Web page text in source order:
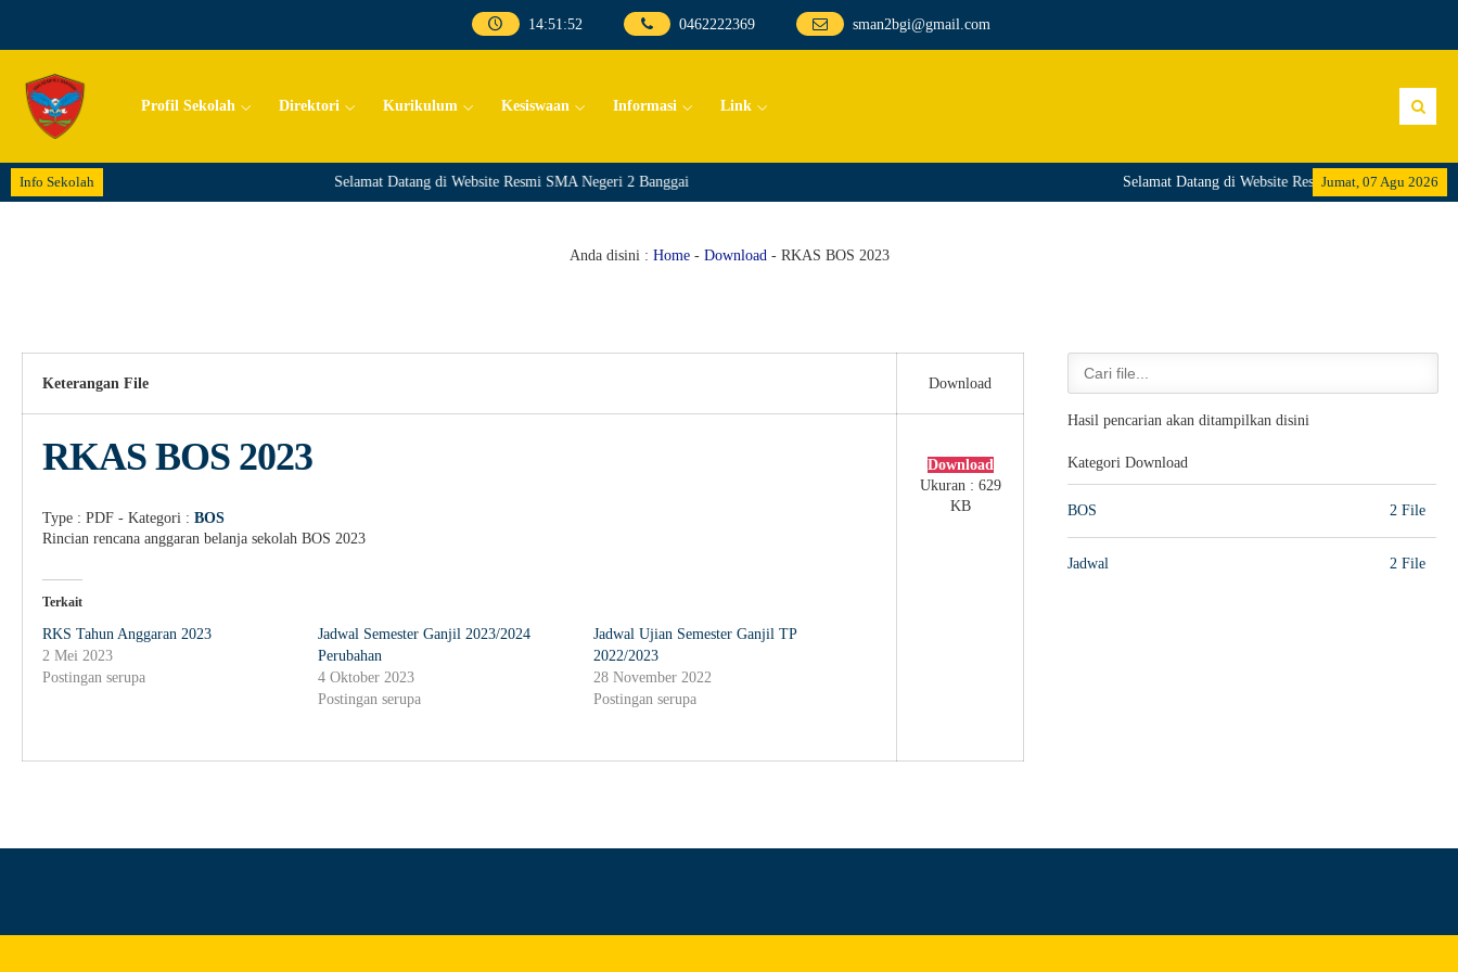
14:51:52 0462222369 sman2bgi@gmail.com
Profil Sekolah Direktori Kurikulum Kesiswaan Informasi Link
Info Sekolah Jumat, 07 Agu 2026
Selamat Datang di Website Resmi SMA Negeri 2
Selamat Datang di Website Resmi SMA Negeri 2 Banggai
Anda disini : Home- Download- RKAS BOS 2023
Keterangan File Download
RKAS BOS 2023
Type : PDF - Kategori : BOS
Rincian rencana anggaran belanja sekolah BOS 2023
Terkait
RKS Tahun Anggaran 2023
2 Mei 2023
Postingan serupa
Jadwal Semester Ganjil 2023/2024
Perubahan
4 Oktober 2023
Postingan serupa
Jadwal Ujian Semester Ganjil TP
2022/2023
28 November 2022
Postingan serupa
Download
Ukuran : 629
KB
Hasil pencarian akan ditampilkan disini
Kategori Download
BOS 2 File
Jadwal 2 File